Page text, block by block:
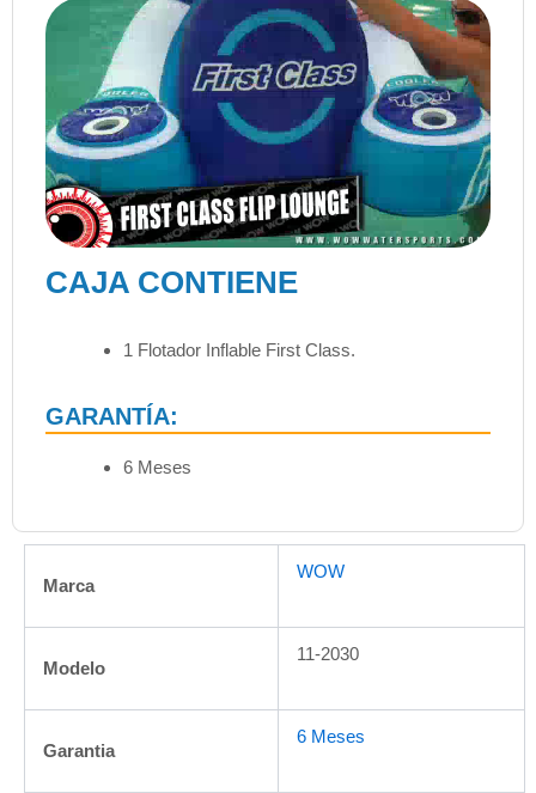
CAJA CONTIENE
1 Flotador Inflable First Class.
GARANTÍA:
6 Meses
Marca
WOW
Modelo
11-2030
Garantia
6 Meses